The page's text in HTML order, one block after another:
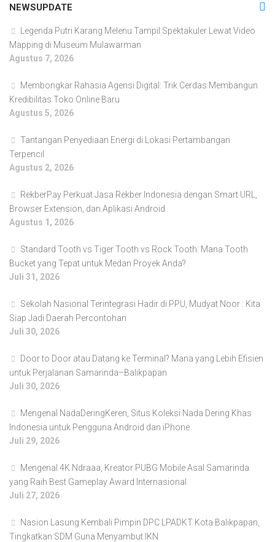
NEWSUPDATE
Legenda Putri Karang Melenu Tampil Spektakuler Lewat Video
Mapping di Museum Mulawarman
Agustus 7, 2026
Membongkar Rahasia Agensi Digital: Trik Cerdas Membangun
Kredibilitas Toko Online Baru
Agustus 5, 2026
Tantangan Penyediaan Energi di Lokasi Pertambangan
Terpencil
Agustus 2, 2026
RekberPay Perkuat Jasa Rekber Indonesia dengan Smart URL,
Browser Extension, dan Aplikasi Android
Agustus 1, 2026
Standard Tooth vs Tiger Tooth vs Rock Tooth: Mana Tooth
Bucket yang Tepat untuk Medan Proyek Anda?
Juli 31, 2026
Sekolah Nasional Terintegrasi Hadir di PPU, Mudyat Noor : Kita
Siap Jadi Daerah Percontohan
Juli 30, 2026
Door to Door atau Datang ke Terminal? Mana yang Lebih Efisien
untuk Perjalanan Samarinda–Balikpapan
Juli 30, 2026
Mengenal NadaDeringKeren, Situs Koleksi Nada Dering Khas
Indonesia untuk Pengguna Android dan iPhone
Juli 29, 2026
Mengenal 4K Ndraaa, Kreator PUBG Mobile Asal Samarinda
yang Raih Best Gameplay Award Internasional
Juli 27, 2026
Nasion Lasung Kembali Pimpin DPC LPADKT Kota Balikpapan,
Tingkatkan SDM Guna Menyambut IKN